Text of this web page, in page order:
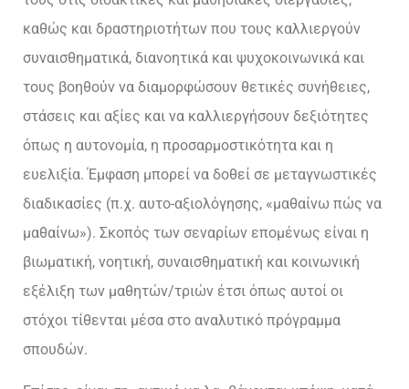
καθώς και δραστηριοτήτων που τους καλλιεργούν
συναισθηματικά, διανοητικά και ψυχοκοινωνικά και
τους βοηθούν να διαμορφώσουν θετικές συνήθειες,
στάσεις και αξίες και να καλλιεργήσουν δεξιότητες
όπως η αυτονομία, η προσαρμοστικότητα και η
ευελιξία. Έμφαση μπορεί να δοθεί σε μεταγνωστικές
διαδικασίες (π.χ. αυτο-αξιολόγησης, «μαθαίνω πώς να
μαθαίνω»). Σκοπός των σεναρίων επομένως είναι η
βιωματική, νοητική, συναισθηματική και κοινωνική
εξέλιξη των μαθητών/τριών έτσι όπως αυτοί οι
στόχοι τίθενται μέσα στο αναλυτικό πρόγραμμα
σπουδών.